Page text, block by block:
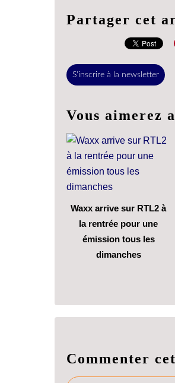
Partager cet
S'inscrire à la newsletter
Vous aimerez
Waxx arrive sur RTL2 à
la rentrée pour une
émission tous les
dimanches
Commenter